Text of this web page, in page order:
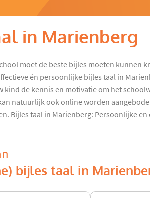
in Marienberg
moet de beste bijles moeten kunnen
én persoonlijke bijles taal in
kind de kennis en motivatie om het
natuurlijk ook online worden
Bijles taal in Marienberg: Persoonlijke en
bijles taal in